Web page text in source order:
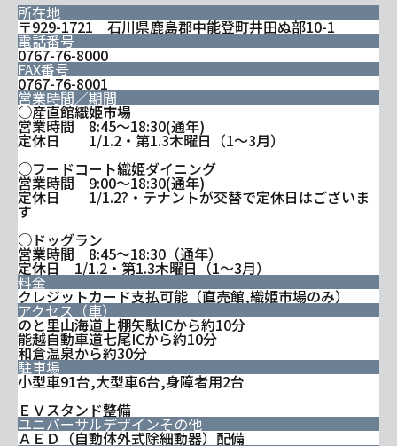
所在地
〒929-1721 石川県鹿島郡中能登町井田ぬ部10-1
電話番号
0767-76-8000
FAX番号
0767-76-8001
営業時間／期間
○産直館織姫市場
営業時間 8:45～18:30(通年)
定休日 1/1.2・第1.3木曜日（1～3月）
○フードコート織姫ダイニング
営業時間 9:00～18:30(通年)
定休日 1/1.2?・テナントが交替で定休日はございま
す
○ドッグラン
営業時間 8:45～18:30（通年）
定休日 1/1.2・第1.3木曜日（1～3月）
料金
クレジットカード支払可能（直売館,織姫市場のみ）
アクセス（車）
のと里山海道上棚矢駄ICから約10分
能越自動車道七尾ICから約10分
和倉温泉から約30分
駐車場
小型車91台,大型車6台,身障者用2台
ＥＶスタンド整備
ユニバーサルデザインその他
ＡＥＤ（自動体外式除細動器）配備